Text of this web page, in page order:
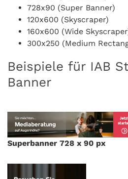
728x90 (Super Banner)
120x600 (Skyscraper)
160x600 (Wide
300x250 (Medium
Beispiele für IAB
Banner
Superbanner 728 x 90 px